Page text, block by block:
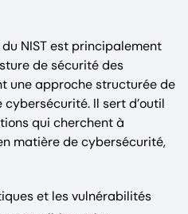
NIST est principalement
de sécurité des
une approche structurée de
Il sert d’outil
qui cherchent à
matière de cybersécurité,
et les vulnérabilités